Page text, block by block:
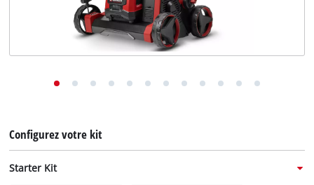
Configurez votre kit
Starter Kit